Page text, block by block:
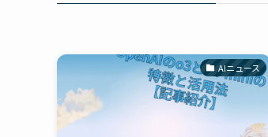
AIニュース